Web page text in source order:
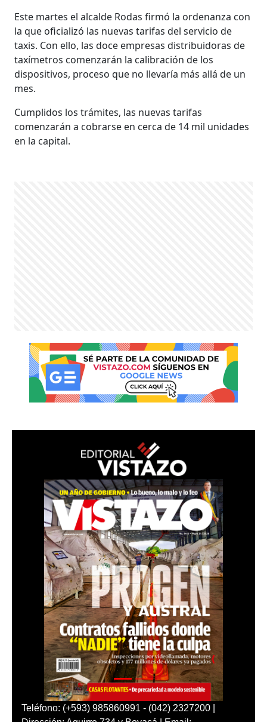
Este martes el alcalde Rodas firmó la ordenanza con
la que oficializó las nuevas tarifas del servicio de
taxis. Con ello, las doce empresas distribuidoras de
taxímetros comenzarán la calibración de los
dispositivos, proceso que no llevaría más allá de un
mes.
Cumplidos los trámites, las nuevas tarifas
comenzarán a cobrarse en cerca de 14 mil unidades
en la capital.
Teléfono: (+593) 985860991 - (042) 2327200 |